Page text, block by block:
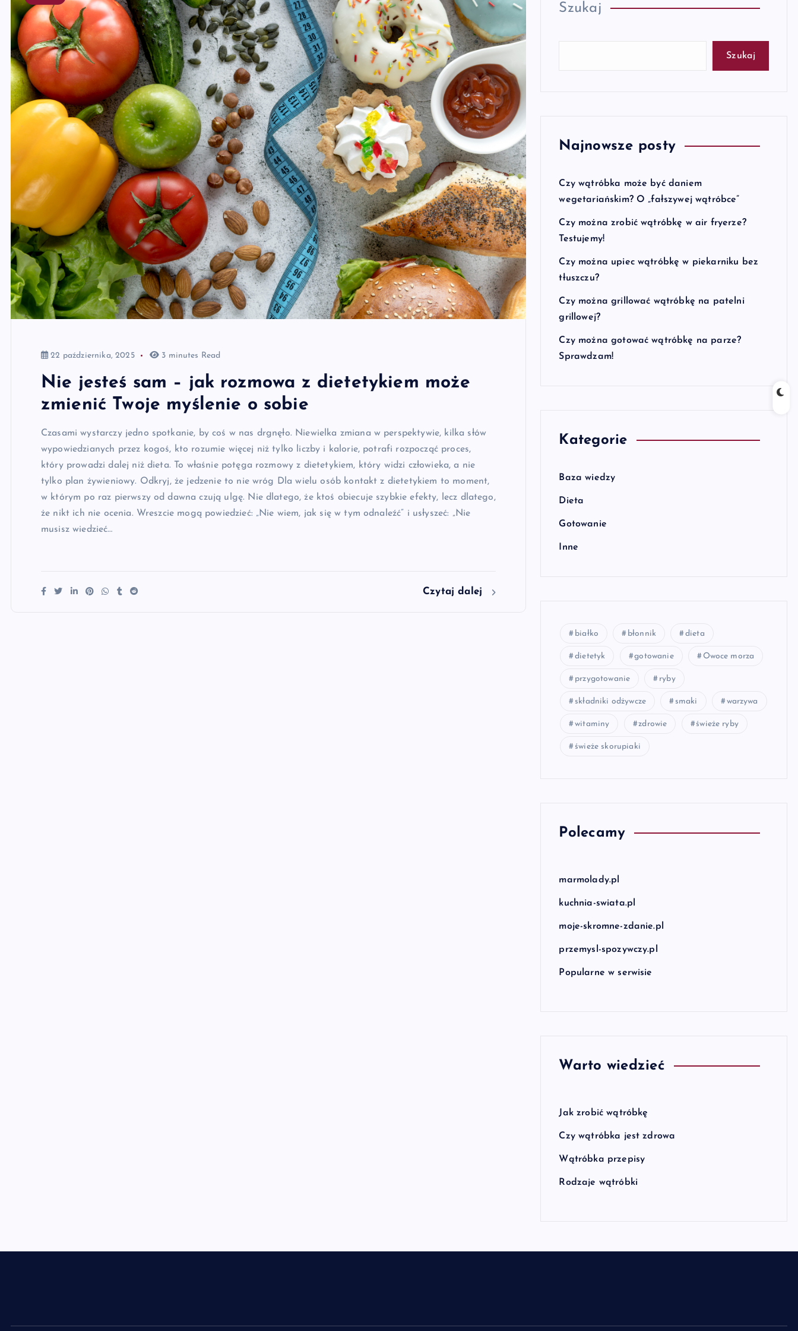
22 października, 2025 3 minutes Read
Nie jesteś sam – jak rozmowa z dietetykiem może
zmienić Twoje myślenie o sobie
Czasami wystarczy jedno spotkanie, by coś w nas drgnęło. Niewielka zmiana w perspektywie, kilka słów
wypowiedzianych przez kogoś, kto rozumie więcej niż tylko liczby i kalorie, potrafi rozpocząć proces,
który prowadzi dalej niż dieta. To właśnie potęga rozmowy z dietetykiem, który widzi człowieka, a nie
tylko plan żywieniowy. Odkryj, że jedzenie to nie wróg Dla wielu osób kontakt z dietetykiem to moment,
w którym po raz pierwszy od dawna czują ulgę. Nie dlatego, że ktoś obiecuje szybkie efekty, lecz dlatego,
że nikt ich nie ocenia. Wreszcie mogą powiedzieć: „Nie wiem, jak się w tym odnaleźć” i usłyszeć: „Nie
musisz wiedzieć…
Czytaj dalej
Szukaj
Szukaj
Najnowsze posty
Czy wątróbka może być daniem
wegetariańskim? O „fałszywej wątróbce”
Czy można zrobić wątróbkę w air fryerze?
Testujemy!
Czy można upiec wątróbkę w piekarniku bez
tłuszczu?
Czy można grillować wątróbkę na patelni
grillowej?
Czy można gotować wątróbkę na parze?
Sprawdzam!
Kategorie
Baza wiedzy
Dieta
Gotowanie
Inne
białko błonnik dieta
dietetyk gotowanie Owoce morza
przygotowanie ryby
składniki odżywcze smaki warzywa
witaminy zdrowie świeże ryby
świeże skorupiaki
Polecamy
marmolady.pl
kuchnia-swiata.pl
moje-skromne-zdanie.pl
przemysl-spozywczy.pl
Popularne w serwisie
Warto wiedzieć
Jak zrobić wątróbkę
Czy wątróbka jest zdrowa
Wątróbka przepisy
Rodzaje wątróbki